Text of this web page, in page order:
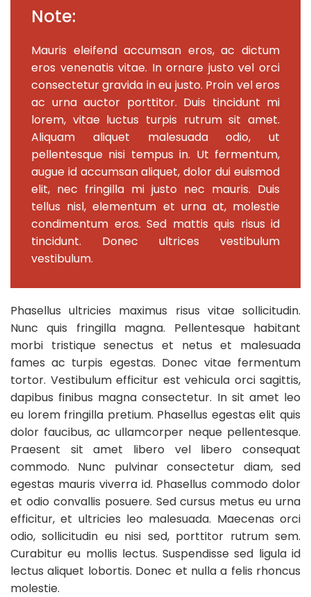
Note:
Mauris eleifend accumsan eros, ac dictum
eros venenatis vitae. In ornare justo vel orci
consectetur gravida in eu justo. Proin vel eros
ac urna auctor porttitor. Duis tincidunt mi
lorem, vitae luctus turpis rutrum sit amet.
Aliquam aliquet malesuada odio, ut
pellentesque nisi tempus in. Ut fermentum,
augue id accumsan aliquet, dolor dui euismod
elit, nec fringilla mi justo nec mauris. Duis
tellus nisl, elementum et urna at, molestie
condimentum eros. Sed mattis quis risus id
tincidunt. Donec ultrices vestibulum
vestibulum.
Phasellus ultricies maximus risus vitae sollicitudin.
Nunc quis fringilla magna. Pellentesque habitant
morbi tristique senectus et netus et malesuada
fames ac turpis egestas. Donec vitae fermentum
tortor. Vestibulum efficitur est vehicula orci sagittis,
dapibus finibus magna consectetur. In sit amet leo
eu lorem fringilla pretium. Phasellus egestas elit quis
dolor faucibus, ac ullamcorper neque pellentesque.
Praesent sit amet libero vel libero consequat
commodo. Nunc pulvinar consectetur diam, sed
egestas mauris viverra id. Phasellus commodo dolor
et odio convallis posuere. Sed cursus metus eu urna
efficitur, et ultricies leo malesuada. Maecenas orci
odio, sollicitudin eu nisi sed, porttitor rutrum sem.
Curabitur eu mollis lectus. Suspendisse sed ligula id
lectus aliquet lobortis. Donec et nulla a felis rhoncus
molestie.